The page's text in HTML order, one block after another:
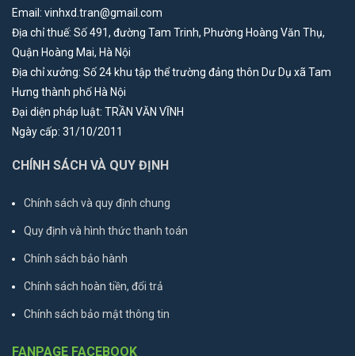
Email: vinhxd.tran@gmail.com
Địa chỉ thuế: Số 491, đường Tam Trinh, Phường Hoàng Văn Thụ,
Quận Hoàng Mai, Hà Nội
Địa chỉ xưởng: Số 24 khu tập thể trường đảng thôn Dư Dụ xã Tam
Hưng thành phố Hà Nội
Đại diện pháp luật: TRẦN VĂN VĨNH
Ngày cấp: 31/10/2011
CHÍNH SÁCH VÀ QUY ĐỊNH
Chính sách và quy định chung
Quy định và hình thức thanh toán
Chính sách bảo hành
Chính sách hoàn tiền, đổi trả
Chính sách bảo mật thông tin
FANPAGE FACEBOOK